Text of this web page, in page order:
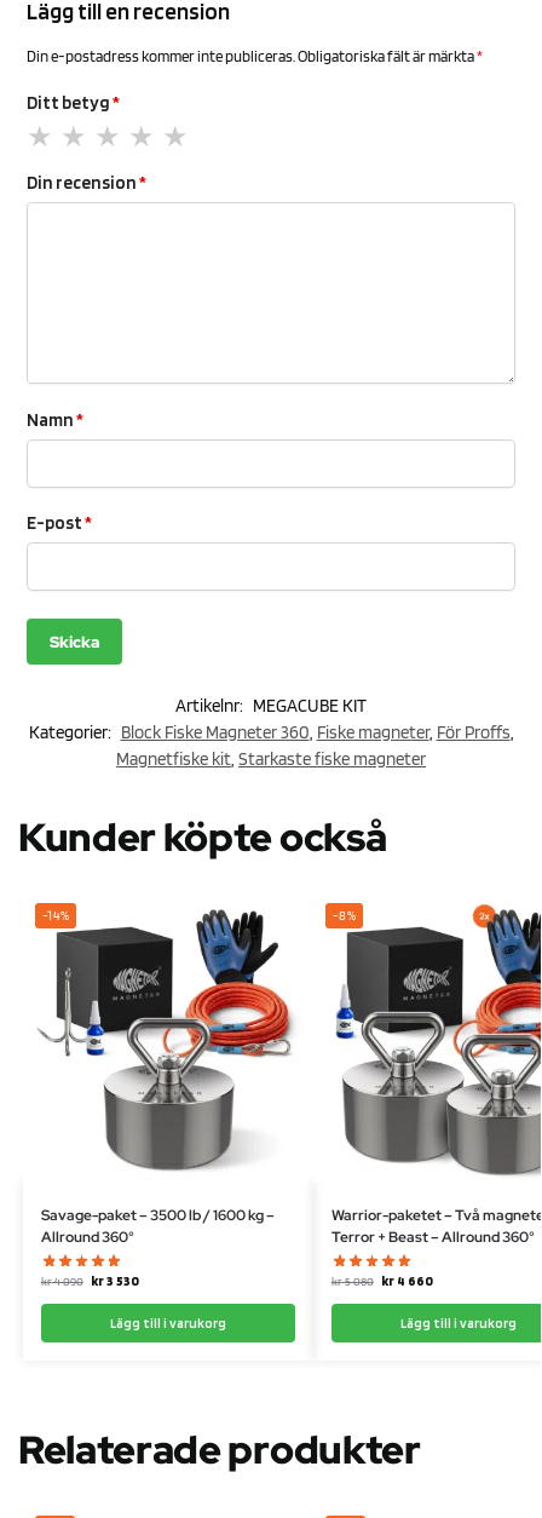
Lägg till en recension
Din e-postadress kommer inte publiceras. Obligatoriska fält är märkta*
Ditt betyg*
Din recension*
Namn*
E-post*
Artikelnr: MEGACUBE KIT
Kategorier: Block Fiske Magneter 360, Fiske magneter, För Proffs,
Magnetfiske kit, Starkaste fiske magneter
Kunder köpte också
-14%
Savage-paket – 3500 lb / 1600 kg –
Allround 360°
kr4 090 kr3 530
Lägg till i varukorg
-8%
Warrior-paketet – Två
Terror + Beast – Allround 360°
kr5 080 kr4 660
Lägg till i varukorg
Relaterade produkter